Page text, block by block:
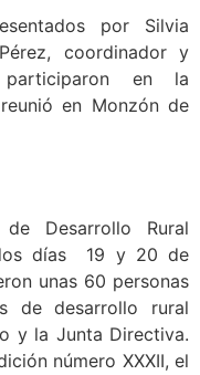
por Silvia
coordinador y
participaron en la
en Monzón de
Desarrollo Rural
días 19 y 20 de
unas 60 personas
de desarrollo rural
y la Junta Directiva.
número XXXII, el